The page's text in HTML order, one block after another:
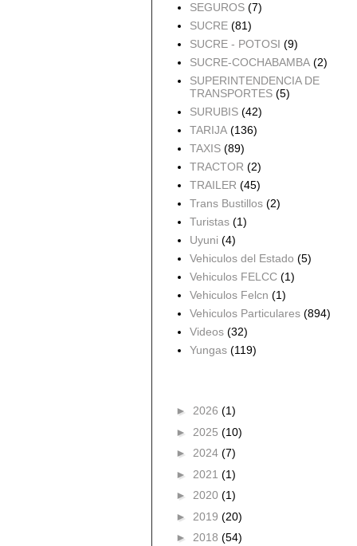
SEGUROS (7)
SUCRE (81)
SUCRE - POTOSI (9)
SUCRE-COCHABAMBA (2)
SUPERINTENDENCIA DE
TRANSPORTES (5)
SURUBIS (42)
TARIJA (136)
TAXIS (89)
TRACTOR (2)
TRAILER (45)
Trans Bustillos (2)
Turistas (1)
Uyuni (4)
Vehiculos del Estado (5)
Vehiculos FELCC (1)
Vehiculos Felcn (1)
Vehiculos Particulares (894)
Videos (32)
Yungas (119)
► 2026 (1)
► 2025 (10)
► 2024 (7)
► 2021 (1)
► 2020 (1)
► 2019 (20)
► 2018 (54)